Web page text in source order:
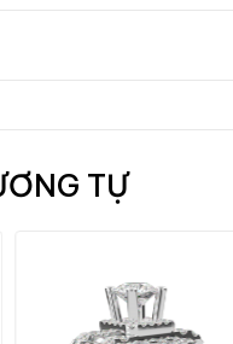
TỰ